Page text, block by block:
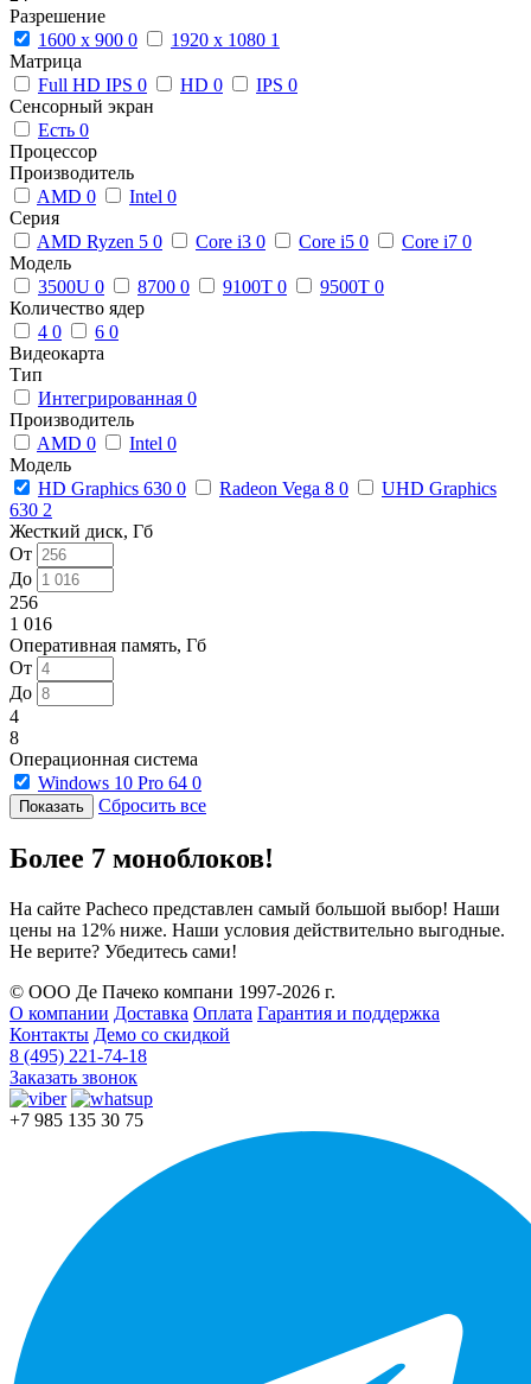
Разрешение
1600 x 900 0 1920 x 1080 1
Матрица
Full HD IPS 0 HD 0 IPS 0
Сенсорный экран
Есть 0
Процессор
Производитель
AMD 0 Intel 0
Серия
AMD Ryzen 5 0 Core i3 0 Core i5 0 Core i7 0
Модель
3500U 0 8700 0 9100T 0 9500T 0
Количество ядер
4 0 6 0
Видеокарта
Тип
Интегрированная 0
Производитель
AMD 0 Intel 0
Модель
HD Graphics 630 0 Radeon Vega 8 0
UHD Graphics
630 2
Жесткий диск, Гб
От
До
256
1 016
Оперативная память, Гб
От
До
4
8
Операционная система
Windows 10 Pro 64 0
Сбросить все
Более 7 моноблоков!
На сайте Pacheco представлен самый большой выбор! Наши
цены на 12% ниже. Наши условия действительно выгодные.
Не верите? Убедитесь сами!
© ООО Де Пачеко компани 1997-2026 г.
О компании Доставка Оплата Гарантия и поддержка
Контакты Демо со скидкой
8 (495) 221-74-18
Заказать звонок
+7 985 135 30 75